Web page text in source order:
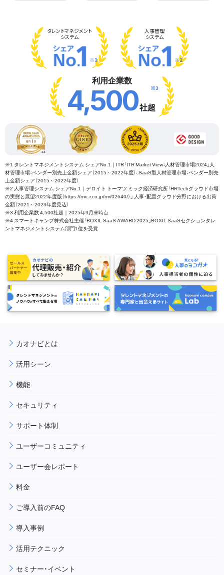
タレントマネジメント
システム
※1
人事管理
システム
※2
利用企業数
4,500社超
※3
※1 タレントマネジメントシステム シェアNo.1｜ITR「ITR Market View：人材管理市場2024」人
材管理市場：ベンダー別売上金額シェア（2015～2022年度）、SaaS型人材管理市場：ベンダー別売
上金額シェア（2015～2022年度）
※2 人事管理システム シェアNo.1｜デロイト トーマツ ミック経済研究所「HRTechクラウド市場
の実態と展望2022年度版（https://mic-r.co.jp/mr/02640/）」 人事・配置クラウド分野における出荷
金額（2021～2023年度見込）
※3 利用企業数 4,500社超｜2025年9月末時点
※4 スマートキャンプ株式会社主催「BOXIL SaaS AWARD 2025」BOXIL SaaSセクションタレ
ントマネジメントシステム部門1位を受賞
カオナビとは
活用シーン
機能
セキュリティ
サポート体制
ユーザーコミュニティ
ユーザー会レポート
料金
ご導入前のFAQ
導入事例
活用テクニック
セミナー・イベント